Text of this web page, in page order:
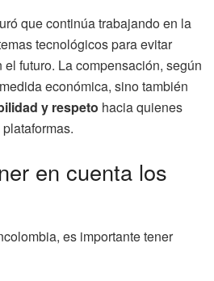
que continúa trabajando en la
tecnológicos para evitar
futuro. La compensación, según
económica, sino también
y respeto hacia quienes
en cuenta los
es importante tener